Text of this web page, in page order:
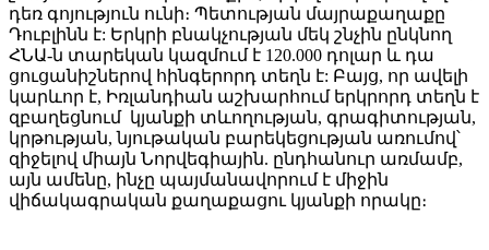
դեռ գոյություն ունի։ Պետության մայրաքաղաքը
Դուբլինն է: Երկրի բնակչության մեկ շնչին ընկնող
ՀՆԱ-ն տարեկան կազմում է 120.000 դոլար և դա
ցուցանիշներով հինգերորդ տեղն է: Բայց, որ ավելի
կարևոր է, Իռլանդիան աշխարհում երկրորդ տեղն է
զբաղեցնում կյանքի տևողության, գրագիտության,
կրթության, նյութական բարեկեցության առումով՝
զիջելով միայն Նորվեգիային. ընդհանուր առմամբ,
այն ամենը, ինչը պայմանավորում է միջին
վիճակագրական քաղաքացու կյանքի որակը։